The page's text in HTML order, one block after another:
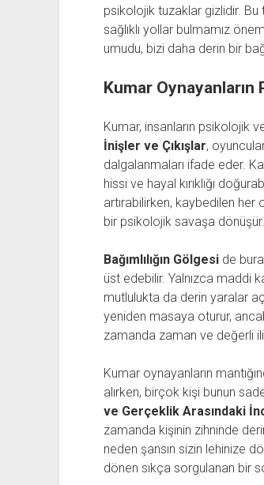
psikolojik tuzaklar gizlidir. Bu
sağlıklı yollar bulmamız
umudu, bizi daha derin bir
Kumar Oynayanların
Kumar, insanların psikolojik
İnişler ve Çıkışlar,
dalgalanmaları ifade eder.
hissi ve hayal kırıklığı
artırabilirken, kaybedilen her
bir psikolojik savaşa dönüşür.
Bağımlılığın Gölgeside
üst edebilir. Yalnızca maddi
mutlulukta da derin yaralar
yeniden masaya oturur,
zamanda zaman ve değerli
Kumar oynayanların
alırken, birçok kişi bunun
ve Gerçeklik Arasındaki
zamanda kişinin zihninde
neden şansın sizin lehinize
dönen sıkça sorgulanan bir